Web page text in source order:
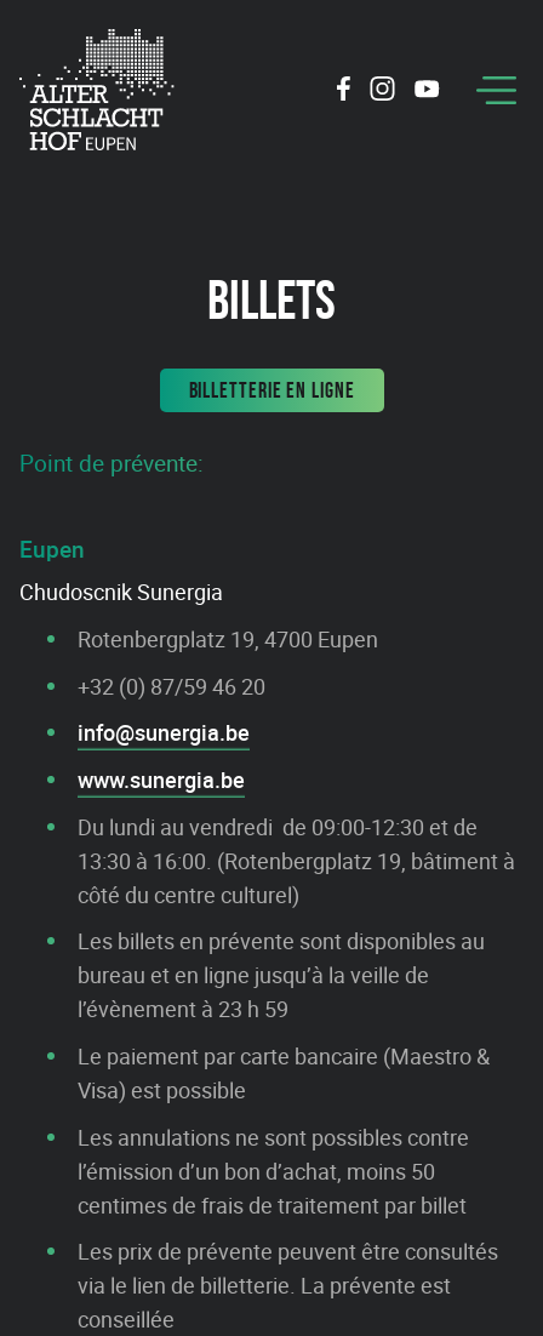
BILLETS
BILLETTERIE EN LIGNE
Point de prévente:
Eupen
Chudoscnik Sunergia
Rotenbergplatz 19, 4700 Eupen
+32 (0) 87/59 46 20
info@sunergia.be
www.sunergia.be
Du lundi au vendredi de 09:00-12:30 et de
13:30 à 16:00. (Rotenbergplatz 19, bâtiment à
côté du centre culturel)
Les billets en prévente sont disponibles au
bureau et en ligne jusqu’à la veille de
l’évènement à 23 h 59
Le paiement par carte bancaire (Maestro &
Visa) est possible
Les annulations ne sont possibles contre
l’émission d’un bon d’achat, moins 50
centimes de frais de traitement par billet
Les prix de prévente peuvent être consultés
via le lien de billetterie. La prévente est
conseillée